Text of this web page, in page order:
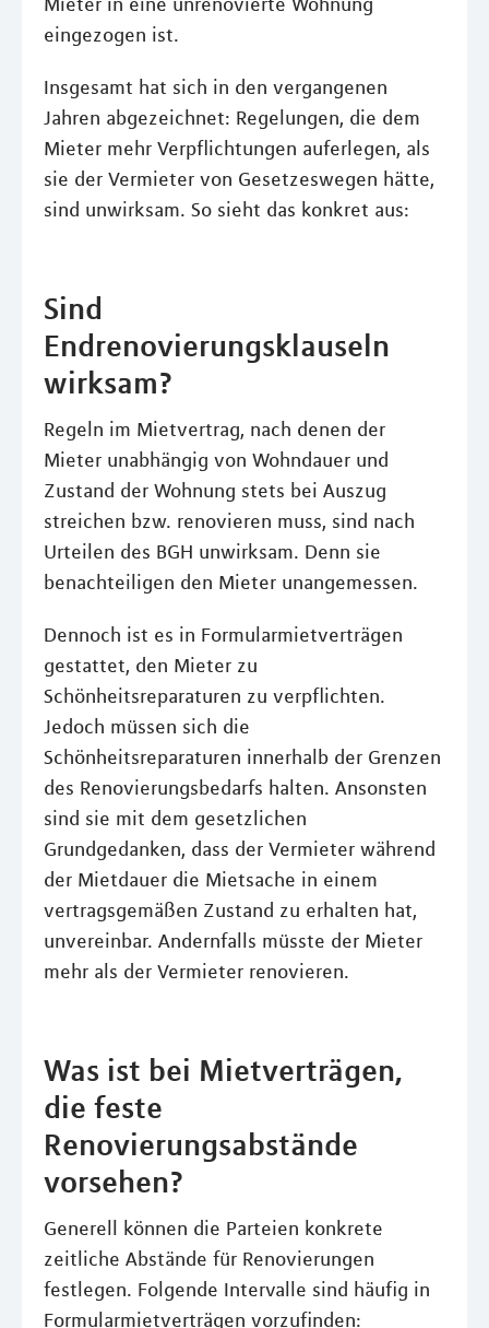
eingezogen ist.
Insgesamt hat sich in den vergangenen
Jahren abgezeichnet: Regelungen, die dem
Mieter mehr Verpflichtungen auferlegen, als
sie der Vermieter von Gesetzeswegen hätte,
sind unwirksam. So sieht das konkret aus:
Sind
Endrenovierungsklauseln
wirksam?
Regeln im Mietvertrag, nach denen der
Mieter unabhängig von Wohndauer und
Zustand der Wohnung stets bei Auszug
streichen bzw. renovieren muss, sind nach
Urteilen des BGH unwirksam. Denn sie
benachteiligen den Mieter unangemessen.
Dennoch ist es in Formularmietverträgen
gestattet, den Mieter zu
Schönheitsreparaturen zu verpflichten.
Jedoch müssen sich die
Schönheitsreparaturen innerhalb der Grenzen
des Renovierungsbedarfs halten. Ansonsten
sind sie mit dem gesetzlichen
Grundgedanken, dass der Vermieter während
der Mietdauer die Mietsache in einem
vertragsgemäßen Zustand zu erhalten hat,
unvereinbar. Andernfalls müsste der Mieter
mehr als der Vermieter renovieren.
Was ist bei Mietverträgen,
die feste
Renovierungsabstände
vorsehen?
Generell können die Parteien konkrete
zeitliche Abstände für Renovierungen
festlegen. Folgende Intervalle sind häufig in
Formularmietverträgen vorzufinden: